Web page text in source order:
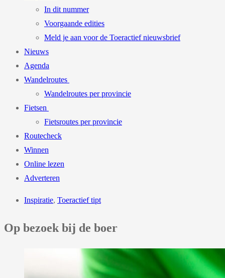
In dit nummer
Voorgaande edities
Meld je aan voor de Toeractief nieuwsbrief
Nieuws
Agenda
Wandelroutes
Wandelroutes per provincie
Fietsen
Fietsroutes per provincie
Routecheck
Winnen
Online lezen
Adverteren
Inspiratie, Toeractief tipt
Op bezoek bij de boer